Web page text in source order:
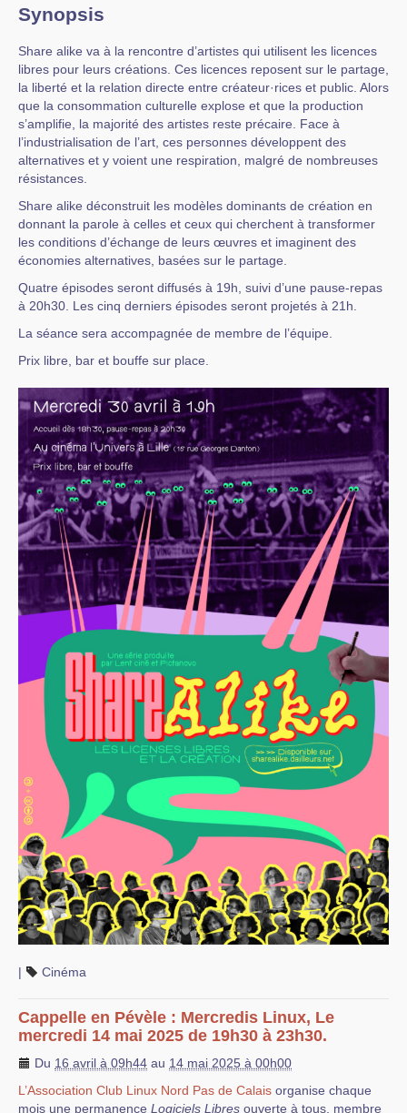
Synopsis
Share alike va à la rencontre d’artistes qui utilisent les licences
libres pour leurs créations. Ces licences reposent sur le partage,
la liberté et la relation directe entre créateur·rices et public. Alors
que la consommation culturelle explose et que la production
s’amplifie, la majorité des artistes reste précaire. Face à
l’industrialisation de l’art, ces personnes développent des
alternatives et y voient une respiration, malgré de nombreuses
résistances.
Share alike déconstruit les modèles dominants de création en
donnant la parole à celles et ceux qui cherchent à transformer
les conditions d’échange de leurs œuvres et imaginent des
économies alternatives, basées sur le partage.
Quatre épisodes seront diffusés à 19h, suivi d’une pause-repas
à 20h30. Les cinq derniers épisodes seront projetés à 21h.
La séance sera accompagnée de membre de l’équipe.
Prix libre, bar et bouffe sur place.
| Cinéma
Cappelle en Pévèle : Mercredis Linux, Le
mercredi 14 mai 2025 de 19h30 à 23h30.
Du 16 avril à 09h44 au 14 mai 2025 à 00h00
L’Association Club Linux Nord Pas de Calais organise chaque
mois une permanence Logiciels Libres ouverte à tous, membre